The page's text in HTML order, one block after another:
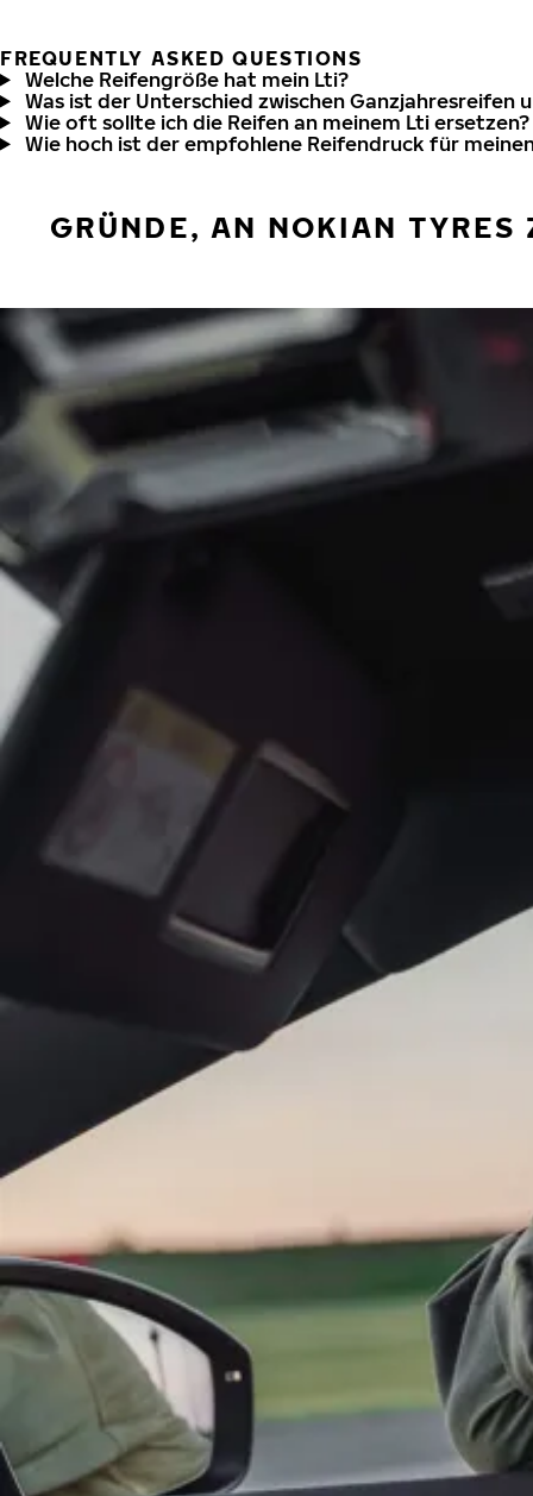
FREQUENTLY ASKED QUESTIONS
Welche Reifengröße hat mein Lti?
Was ist der Unterschied zwischen Ganzjahresreifen
Wie oft sollte ich die Reifen an meinem Lti ersetzen?
Wie hoch ist der empfohlene Reifendruck für
GRÜNDE, AN NOKIAN TYRES